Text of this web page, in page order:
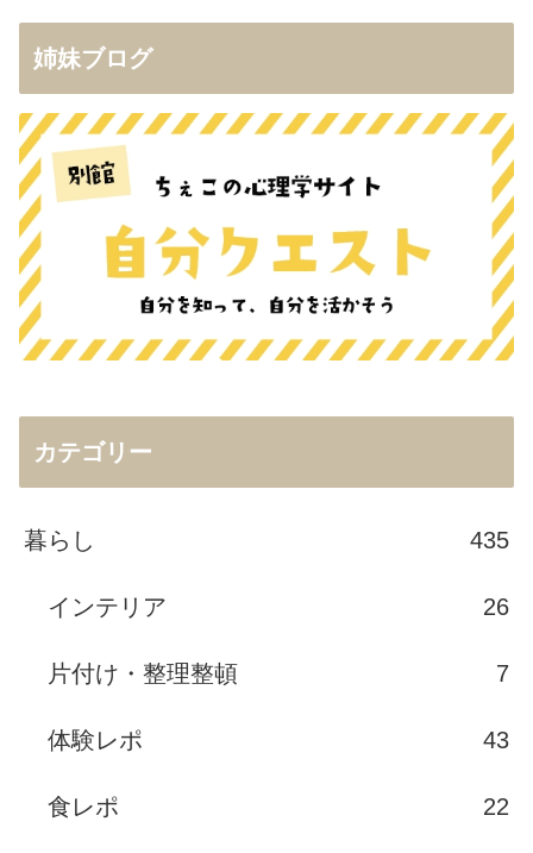
姉妹ブログ
カテゴリー
暮らし 435
インテリア 26
片付け・整理整頓 7
体験レポ 43
食レポ 22